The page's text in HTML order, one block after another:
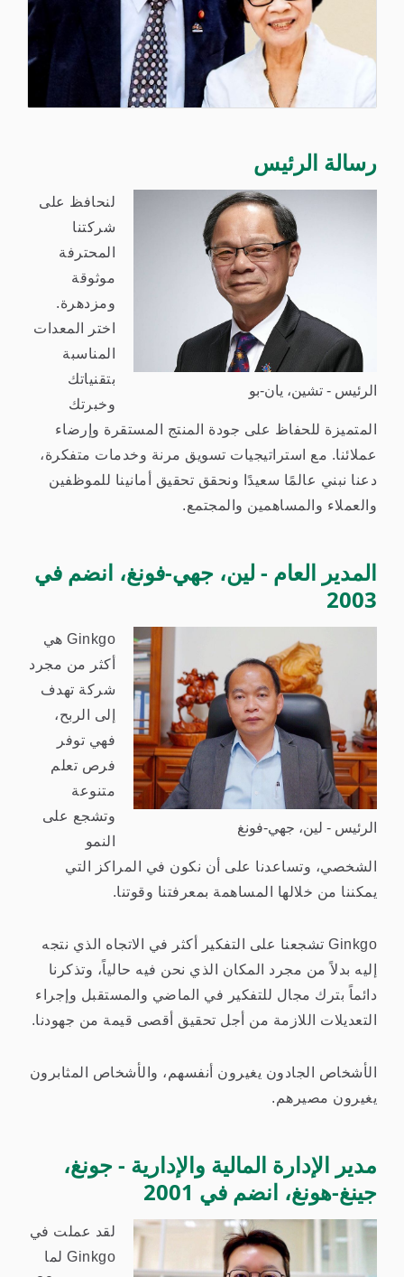
رسالة الرئيس
الرئيس - تشين، يان-بو
لنحافظ على
شركتنا
المحترفة
موثوقة
ومزدهرة.
اختر المعدات
المناسبة
بتقنياتك
وخبرتك
المتميزة للحفاظ على جودة المنتج المستقرة وإرضاء
عملائنا. مع استراتيجيات تسويق مرنة وخدمات متفكرة،
دعنا نبني عالمًا سعيدًا ونحقق تحقيق أمانينا للموظفين
والعملاء والمساهمين والمجتمع.
المدير العام - لين، جهي-فونغ، انضم في
2003
الرئيس - لين، جهي-فونغ
Ginkgo هي
أكثر من مجرد
شركة تهدف
إلى الربح،
فهي توفر
فرص تعلم
متنوعة
وتشجع على
النمو
الشخصي، وتساعدنا على أن نكون في المراكز التي
يمكننا من خلالها المساهمة بمعرفتنا وقوتنا.
Ginkgo تشجعنا على التفكير أكثر في الاتجاه الذي نتجه
إليه بدلاً من مجرد المكان الذي نحن فيه حالياً، وتذكرنا
دائماً بترك مجال للتفكير في الماضي والمستقبل وإجراء
التعديلات اللازمة من أجل تحقيق أقصى قيمة من جهودنا.
الأشخاص الجادون يغيرون أنفسهم، والأشخاص المثابرون
يغيرون مصيرهم.
مدير الإدارة المالية والإدارية - جونغ،
جينغ-هونغ، انضم في 2001
لقد عملت في
Ginkgo لما